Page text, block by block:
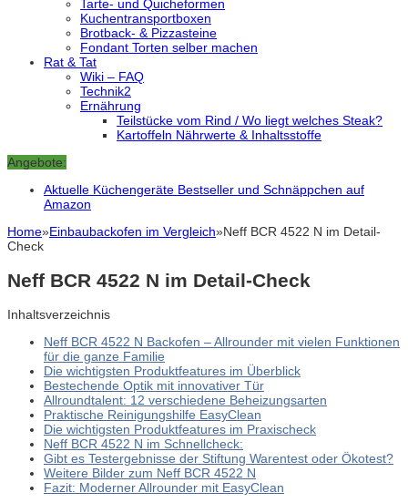
Tarte- und Quicheformen
Kuchentransportboxen
Brotback- & Pizzasteine
Fondant Torten selber machen
Rat & Tat
Wiki – FAQ
Technik2
Ernährung
Teilstücke vom Rind / Wo liegt welches Steak?
Kartoffeln Nährwerte & Inhaltsstoffe
Angebote:
Aktuelle Küchengeräte Bestseller und Schnäppchen auf
Amazon
Home»Einbaubackofen im Vergleich»Neff BCR 4522 N im Detail-
Check
Neff BCR 4522 N im Detail-Check
Inhaltsverzeichnis
Neff BCR 4522 N Backofen – Allrounder mit vielen Funktionen
für die ganze Familie
Die wichtigsten Produktfeatures im Überblick
Bestechende Optik mit innovativer Tür
Allroundtalent: 12 verschiedene Beheizungsarten
Praktische Reinigungshilfe EasyClean
Die wichtigsten Produktfeatures im Praxischeck
Neff BCR 4522 N im Schnellcheck:
Gibt es Testergebnisse der Stiftung Warentest oder Ökotest?
Weitere Bilder zum Neff BCR 4522 N
Fazit: Moderner Allrounder mit EasyClean